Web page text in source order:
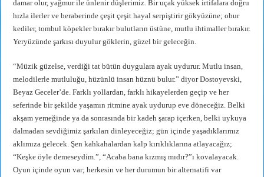
damar olur, yağmur ile ünlenir düşlerimiz. Bir uçak yüksek irtifalara doğru
hızla ilerler ve beraberinde çeşit çeşit hayal serpiştirir gökyüzüne; obur
kediler, tombul köpekler bırakır bulutların üstüne, mutlu ihtimaller bırakır.
Yeryüzünde şarkısı duyulur göklerin, güzel bir geleceğin.
“Müzik güzelse, verdiği tat bütün duygulara ayak uydurur. Mutlu insan,
melodilerle mutluluğu, hüzünlü insan hüznü bulur.” diyor Dostoyevski,
Beyaz Geceler’de. Farklı yollardan, farklı hikayelerden geçip ve her
seferinde bir şekilde yaşamın ritmine ayak uydurup eve döneceğiz. Belki
akşam yemeğinde ya da sonrasında bir kadeh şarap içerken, belki uykuya
dalmadan sevdiğimiz şarkıları dinleyeceğiz; gün içinde yaşadıklarımız
aklımıza gelecek. Şen kahkahalardan kalp kırıklıklarına atlayacağız;
“Keşke öyle demeseydim.”, “Acaba bana kızmış mıdır?”ı kovalayacak.
Oyun içinde oyun var; herkesin ve her durumun bir alternatifi var